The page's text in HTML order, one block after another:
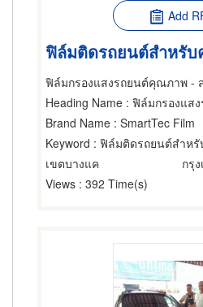
Add
ฟิล์มกรองแสงรถยนต์คุณภาพ -
Heading Name : ฟิล์มกรองแสงรถยนต์,ฟิ
Brand Name : SmartTec Film
Keyword : ฟิล์มติดรถยนต์สำห
เขตบางแค
กรุ
Views : 392 Time(s)